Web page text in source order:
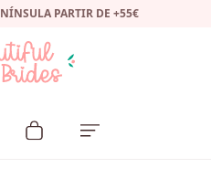
PARTIR DE +55€